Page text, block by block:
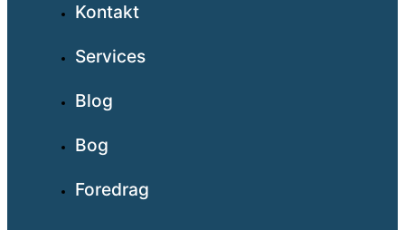
Kontakt
Services
Blog
Bog
Foredrag